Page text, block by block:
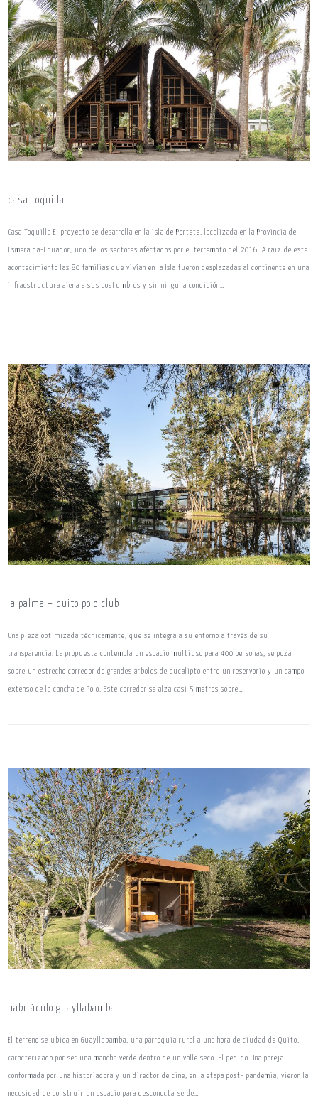
casa toquilla
Casa Toquilla El proyecto se desarrolla en la isla de Portete, localizada en la Provincia de
Esmeralda-Ecuador, uno de los sectores afectados por el terremoto del 2016. A raíz de este
acontecimiento las 80 familias que vivían en la Isla fueron desplazadas al continente en una
infraestructura ajena a sus costumbres y sin ninguna condición…
la palma – quito polo club
Una pieza optimizada técnicamente, que se integra a su entorno a través de su
transparencia. La propuesta contempla un espacio multiuso para 400 personas, se poza
sobre un estrecho corredor de grandes árboles de eucalipto entre un reservorio y un campo
extenso de la cancha de Polo. Este corredor se alza casi 5 metros sobre…
habitáculo guayllabamba
El terreno se ubica en Guayllabamba, una parroquia rural a una hora de ciudad de Quito,
caracterizado por ser una mancha verde dentro de un valle seco. El pedido Una pareja
conformada por una historiadora y un director de cine, en la etapa post- pandemia, vieron la
necesidad de construir un espacio para desconectarse de…